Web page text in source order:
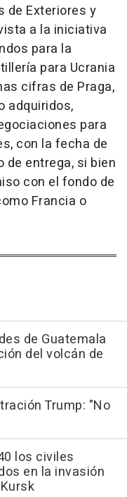
de Exteriores y
a la iniciativa
para la
para Ucrania
cifras de Praga,
adquiridos,
para
con la fecha de
entrega, si bien
con el fondo de
Francia o
de Guatemala
del volcán de
Trump: "No
los civiles
en la invasión